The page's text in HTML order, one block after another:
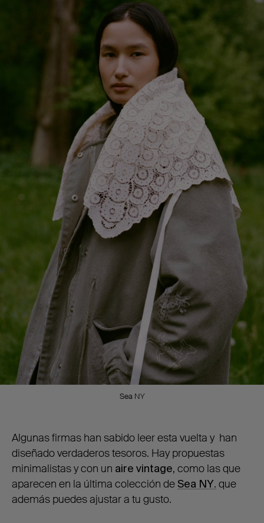
Sea NY
Algunas firmas han sabido leer esta vuelta y han
diseñado verdaderos tesoros. Hay propuestas
minimalistas y con un aire vintage, como las que
aparecen en la última colección deSea NY. que
además puedes ajustar a tu gusto.